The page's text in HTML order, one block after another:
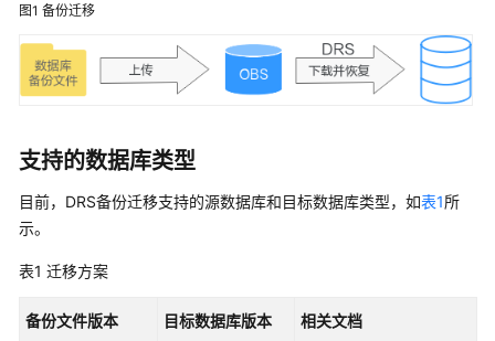
说
明
快
门
用
指
图1 备份迁移
支持的数据库类型
目前，DRS备份迁移支持的源数据库和目标数据库类型，如表1所
示。
表1 迁移方案
备份文件版本 目标数据库版本 相关文档